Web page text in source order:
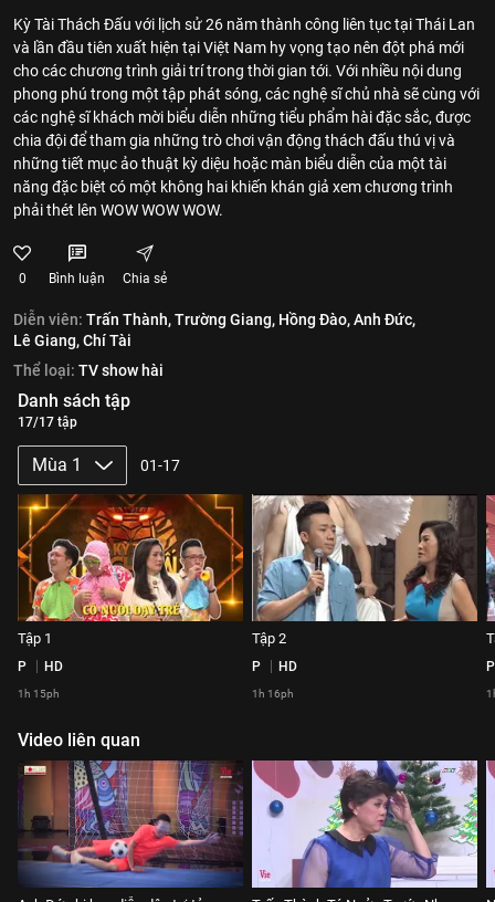
Kỳ Tài Thách Đấu với lịch sử 26 năm thành công liên tục tại Thái Lan
và lần đầu tiên xuất hiện tại Việt Nam hy vọng tạo nên đột phá mới
cho các chương trình giải trí trong thời gian tới. Với nhiều nội dung
phong phú trong một tập phát sóng, các nghệ sĩ chủ nhà sẽ cùng với
các nghệ sĩ khách mời biểu diễn những tiểu phẩm hài đặc sắc, được
chia đội để tham gia những trò chơi vận động thách đấu thú vị và
những tiết mục ảo thuật kỳ diệu hoặc màn biểu diễn của một tài
năng đặc biệt có một không hai khiến khán giả xem chương trình
phải thét lên WOW WOW WOW.
0 Bình luận Chia sẻ
Diễn viên: Trấn Thành,Trường Giang, Hồng Đào,Anh Đức,
Lê Giang,Chí Tài
Thể loại: TV show hài
Danh sách tập
17/17 tập
Mùa 1 01-17
Tập 1
P HD
1h 15ph
Tập 2
P HD
1h 16ph
P
Video liên quan